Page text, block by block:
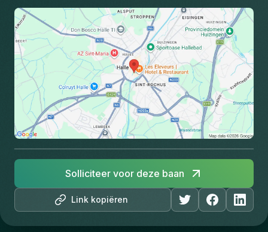
Link kopiëren
Solliciteer voor deze baan